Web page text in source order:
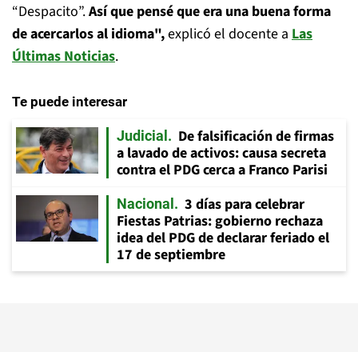
“Despacito”.Así que pensé que era una buena forma
de acercarlos al idioma",explicó el docente a Las
Últimas Noticias.
Te puede interesar
Judicial
De falsificación de firmas
a lavado de activos: causa secreta
contra el PDG cerca a Franco Parisi
Nacional
3 días para celebrar
Fiestas Patrias: gobierno rechaza
idea del PDG de declarar feriado el
17 de septiembre